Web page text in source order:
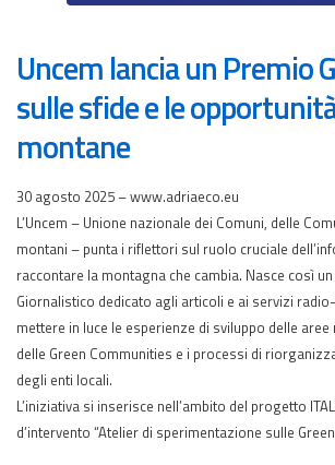
Uncem lancia un Premio
sulle sfide e le
montane
30 agosto 2025 – www.adriaeco.eu
L’Uncem – Unione nazionale dei Comuni, delle
montani – punta i riflettori sul ruolo cruciale
raccontare la montagna che cambia. Nasce così
Giornalistico dedicato agli articoli e ai servizi
mettere in luce le esperienze di sviluppo delle
delle Green Communities e i processi di
degli enti locali.
L’iniziativa si inserisce nell’ambito del progetto
d’intervento “Atelier di sperimentazione sulle